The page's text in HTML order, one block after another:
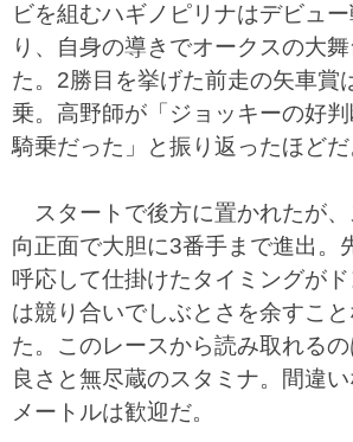
ビを組むハギノピリナはデビュ
り、自身の導きでオークスの大
た。2勝目を挙げた前走の矢車賞
乗。高野師が「ジョッキーの好
騎乗だった」と振り返ったほどだ
スタートで後方に置かれたが
向正面で大胆に3番手まで進出。
呼応して仕掛けたタイミングが
は競り合いでしぶとさを余すこ
た。このレースから読み取れる
良さと無尽蔵のスタミナ。間違
メートルは歓迎だ。